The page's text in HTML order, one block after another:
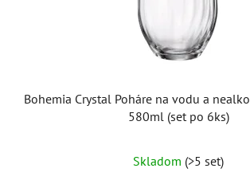
Bohemia Crystal Poháre na vodu a
580ml (set po 6ks)
Skladom (>5 set)